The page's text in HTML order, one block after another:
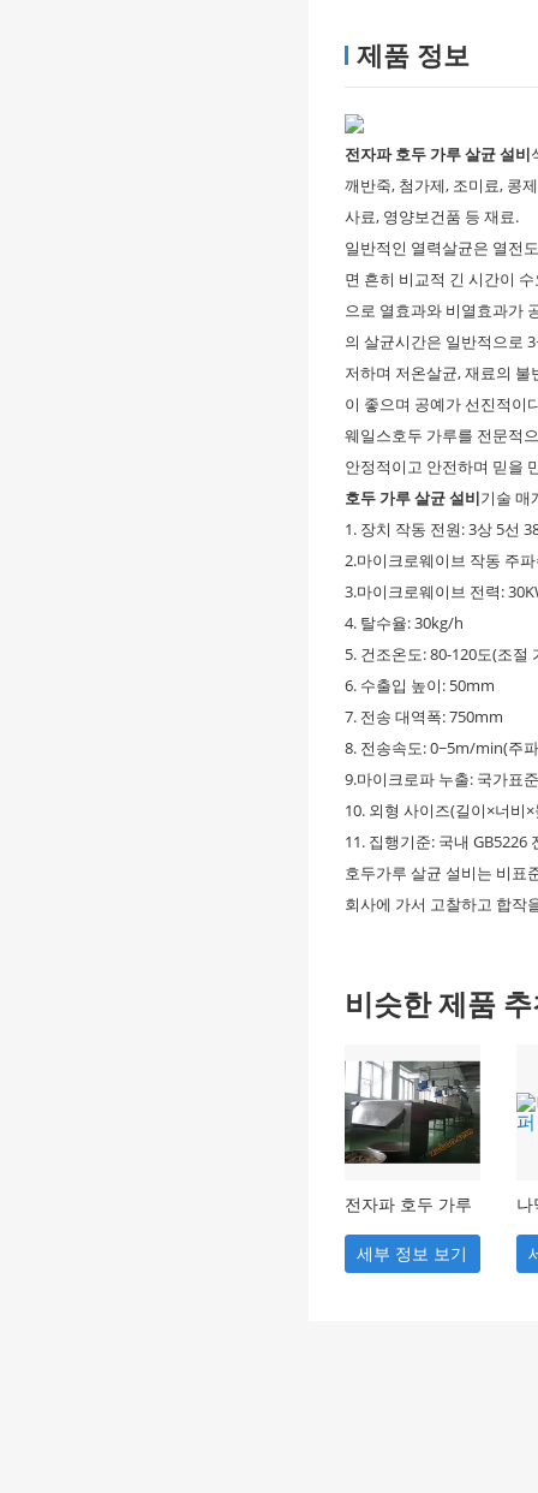
제품 정보
전자파 호두 가루 살균 설비
깨반죽, 첨가제, 조미료, 콩
사료, 영양보건품 등 재료.
일반적인 열력살균은 열전
면 흔히 비교적 긴 시간이
으로 열효과와 비열효과가
의 살균시간은 일반적으로
저하며 저온살균, 재료의
이 좋으며 공예가 선진적이
웨일스호두 가루를 전문적
안정적이고 안전하며 믿을
호두 가루 살균 설비기술 매
1. 장치 작동 전원: 3상 5선
2.마이크로웨이브 작동 주
3.마이크로웨이브 전력:
4. 탈수율: 30kg/h
5. 건조온도: 80-120도(조절
6. 수출입 높이: 50mm
7. 전송 대역폭: 750mm
8. 전송속도: 0~5m/min(주
9.마이크로파 누출: 국가표
10. 외형 사이즈(길이×너비
11. 집행기준: 국내 GB5226
호두가루 살균 설비는 비표
회사에 가서 고찰하고 합작
비슷한 제품
전자파 호두 가루
세부 정보 보기
나